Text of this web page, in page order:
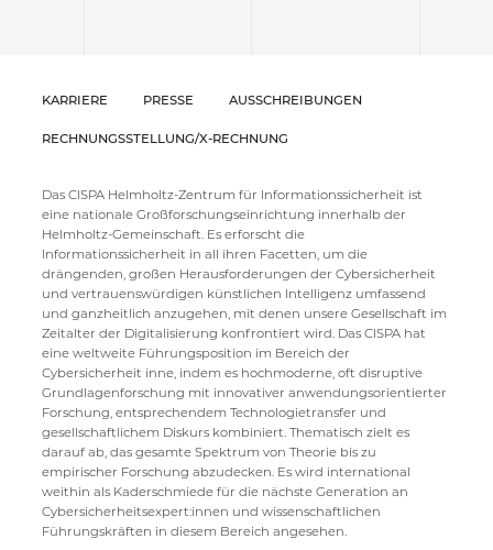
KARRIERE PRESSE AUSSCHREIBUNGEN
RECHNUNGSSTELLUNG/X-RECHNUNG
Das CISPA Helmholtz-Zentrum für Informationssicherheit ist
eine nationale Großforschungseinrichtung innerhalb der
Helmholtz-Gemeinschaft. Es erforscht die
Informationssicherheit in all ihren Facetten, um die
drängenden, großen Herausforderungen der Cybersicherheit
und vertrauenswürdigen künstlichen Intelligenz umfassend
und ganzheitlich anzugehen, mit denen unsere Gesellschaft im
Zeitalter der Digitalisierung konfrontiert wird. Das CISPA hat
eine weltweite Führungsposition im Bereich der
Cybersicherheit inne, indem es hochmoderne, oft disruptive
Grundlagenforschung mit innovativer anwendungsorientierter
Forschung, entsprechendem Technologietransfer und
gesellschaftlichem Diskurs kombiniert. Thematisch zielt es
darauf ab, das gesamte Spektrum von Theorie bis zu
empirischer Forschung abzudecken. Es wird international
weithin als Kaderschmiede für die nächste Generation an
Cybersicherheitsexpert:innen und wissenschaftlichen
Führungskräften in diesem Bereich angesehen.